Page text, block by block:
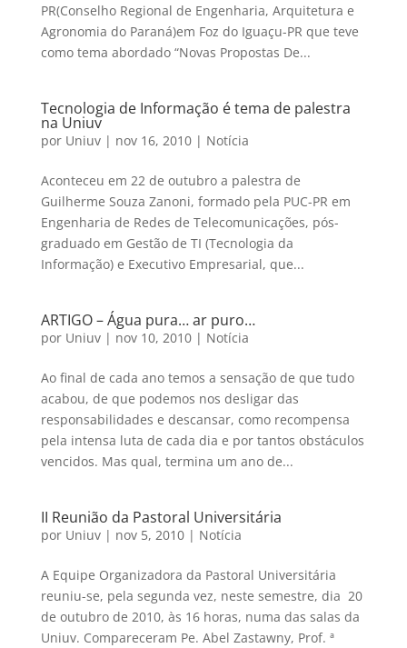
PR(Conselho Regional de Engenharia, Arquitetura e
Agronomia do Paraná)em Foz do Iguaçu-PR que teve
como tema abordado “Novas Propostas De...
Tecnologia de Informação é tema de palestra
na Uniuv
por Uniuv| nov 16, 2010| Notícia
Aconteceu em 22 de outubro a palestra de
Guilherme Souza Zanoni, formado pela PUC-PR em
Engenharia de Redes de Telecomunicações, pós-
graduado em Gestão de TI (Tecnologia da
Informação) e Executivo Empresarial, que...
ARTIGO – Água pura… ar puro…
por Uniuv| nov 10, 2010| Notícia
Ao final de cada ano temos a sensação de que tudo
acabou, de que podemos nos desligar das
responsabilidades e descansar, como recompensa
pela intensa luta de cada dia e por tantos obstáculos
vencidos. Mas qual, termina um ano de...
II Reunião da Pastoral Universitária
por Uniuv| nov 5, 2010| Notícia
A Equipe Organizadora da Pastoral Universitária
reuniu-se, pela segunda vez, neste semestre, dia 20
de outubro de 2010, às 16 horas, numa das salas da
Uniuv. Compareceram Pe. Abel Zastawny, Prof. ª